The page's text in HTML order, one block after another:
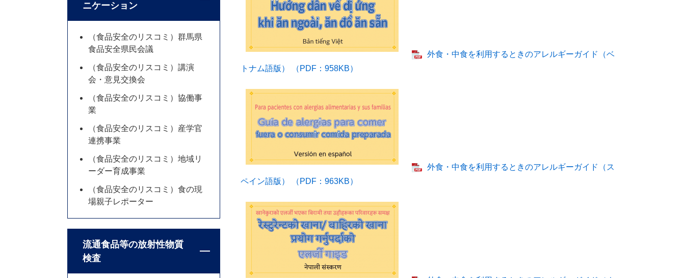
外食・中食を利用するときのアレルギーガイド（ベ
トナム語版） （PDF：958KB）
外食・中食を利用するときのアレルギーガイド（ス
ペイン語版） （PDF：963KB）
ニケーション
（食品安全のリスコミ）群馬県
食品安全県民会議
（食品安全のリスコミ）講演
会・意見交換会
（食品安全のリスコミ）協働事
業
（食品安全のリスコミ）産学官
連携事業
（食品安全のリスコミ）地域リ
ーダー育成事業
（食品安全のリスコミ）食の現
場親子レポーター
流通食品等の放射性物質
検査